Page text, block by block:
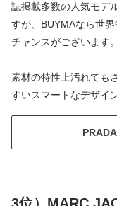
誌掲載多数の人気モデ
すが、BUYMAなら世
チャンスがございます。
素材の特性上汚れても
すいスマートなデザイ